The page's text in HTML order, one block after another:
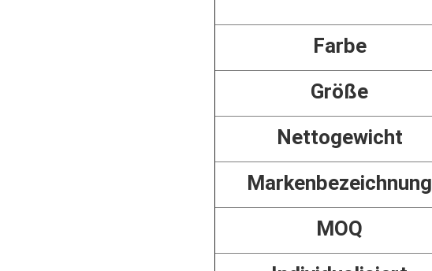
Farbe
Größe
Nettogewicht
Markenbezeichnung
MOQ